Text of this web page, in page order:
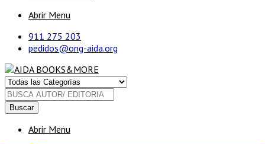
Abrir Menu
911 275 203
pedidos@ong-aida.org
Buscar
Abrir Menu